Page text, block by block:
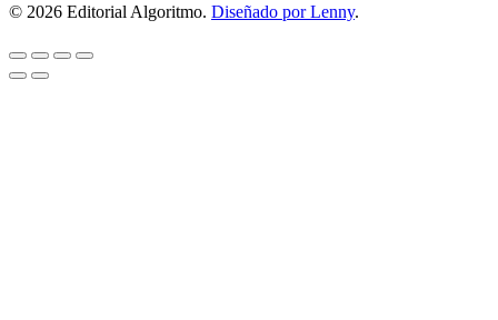
© 2026 Editorial Algoritmo. Diseñado por Lenny.